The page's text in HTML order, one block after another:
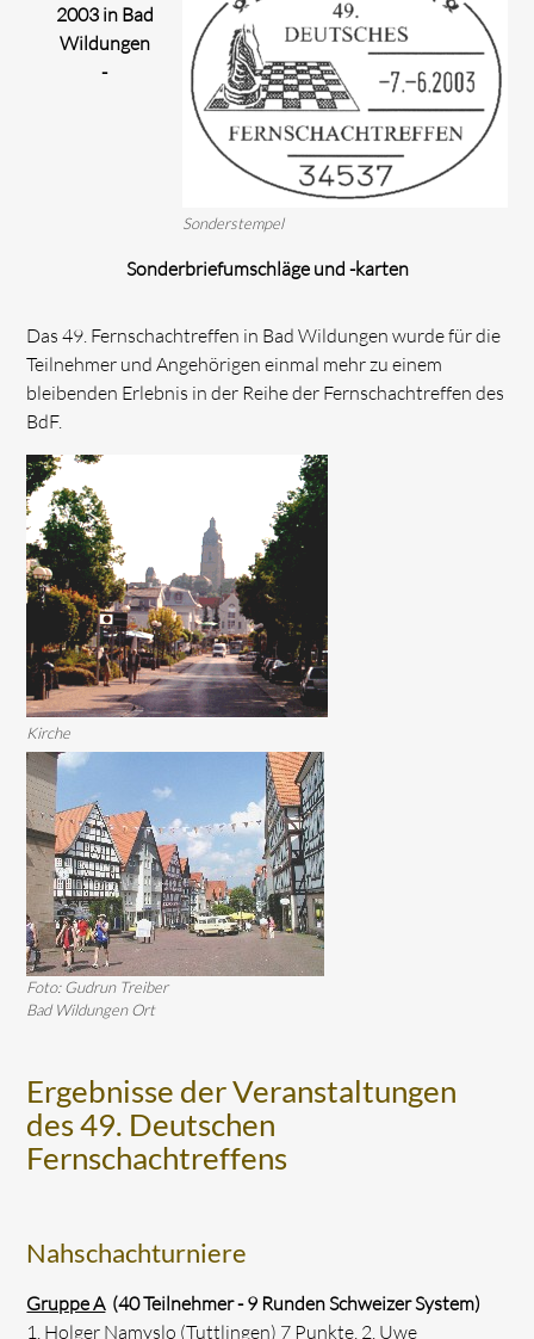
Sonderstempel
2003 in Bad
Wildungen
-
Sonderbriefumschläge und -karten
Das 49. Fernschachtreffen in Bad Wildungen wurde für die
Teilnehmer und Angehörigen einmal mehr zu einem
bleibenden Erlebnis in der Reihe der Fernschachtreffen des
BdF.
Kirche
Foto: Gudrun Treiber
Bad Wildungen Ort
Ergebnisse der Veranstaltungen
des 49. Deutschen
Fernschachtreffens
Nahschachturniere
Gruppe A(40 Teilnehmer - 9 Runden Schweizer System)
1. Holger Namyslo (Tuttlingen) 7 Punkte, 2. Uwe